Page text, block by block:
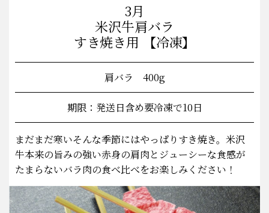
3月
米沢牛肩バラ
すき焼き用 【冷凍】
肩バラ 400g
期限：発送日含め要冷凍で10日
まだまだ寒いそんな季節にはやっぱりすき焼き。米沢
牛本来の旨みの強い赤身の肩肉とジューシーな食感が
たまらないバラ肉の食べ比べをお楽しみください！